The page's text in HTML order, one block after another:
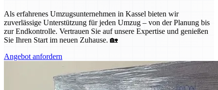
Als erfahrenes Umzugsunternehmen in Kassel bieten wir
zuverlässige Unterstützung für jeden Umzug – von der Planung bis
zur Endkontrolle. Vertrauen Sie auf unsere Expertise und genießen
Sie Ihren Start im neuen Zuhause. 🏡
Angebot anfordern